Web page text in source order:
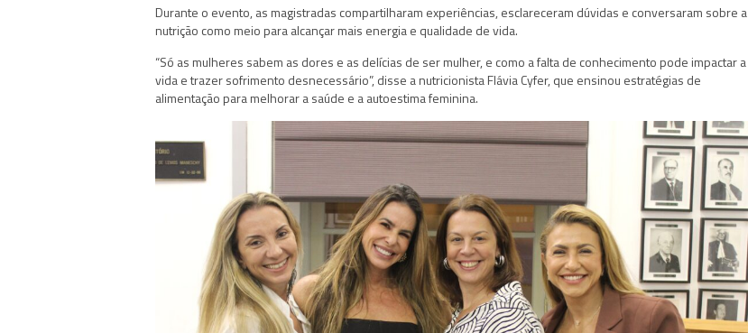
Durante o evento, as magistradas compartilharam experiências, esclareceram dúvidas e conversaram sobre a
nutrição como meio para alcançar mais energia e qualidade de vida.
“Só as mulheres sabem as dores e as delícias de ser mulher, e como a falta de conhecimento pode impactar a
vida e trazer sofrimento desnecessário”, disse a nutricionista Flávia Cyfer, que ensinou estratégias de
alimentação para melhorar a saúde e a autoestima feminina.